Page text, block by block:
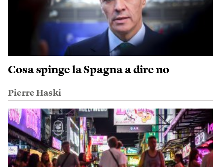
Cosa spinge la Spagna a dire no
Pierre Haski